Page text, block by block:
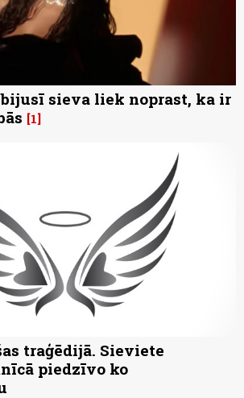
sieva liek noprast, ka ir
1
traģēdijā. Sieviete
piedzīvo ko